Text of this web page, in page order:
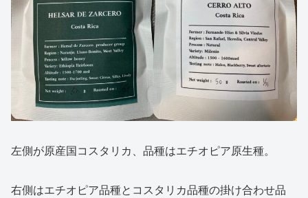
左側が原産国コスタリカ、品種はエチオピア原生種。
右側はエチオピア品種とコスタリカ品種の掛け合わせ品